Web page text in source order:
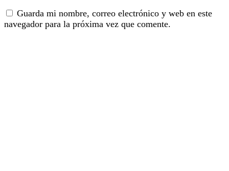
Guarda mi nombre, correo electrónico y web en este
navegador para la próxima vez que comente.